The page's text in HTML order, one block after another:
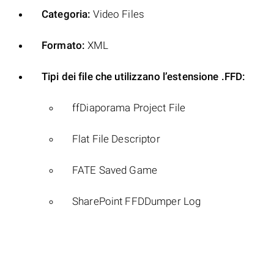
Categoria: Video Files
Formato: XML
Tipi dei file che utilizzano l’estensione .FFD:
ffDiaporama Project File
Flat File Descriptor
FATE Saved Game
SharePoint FFDDumper Log